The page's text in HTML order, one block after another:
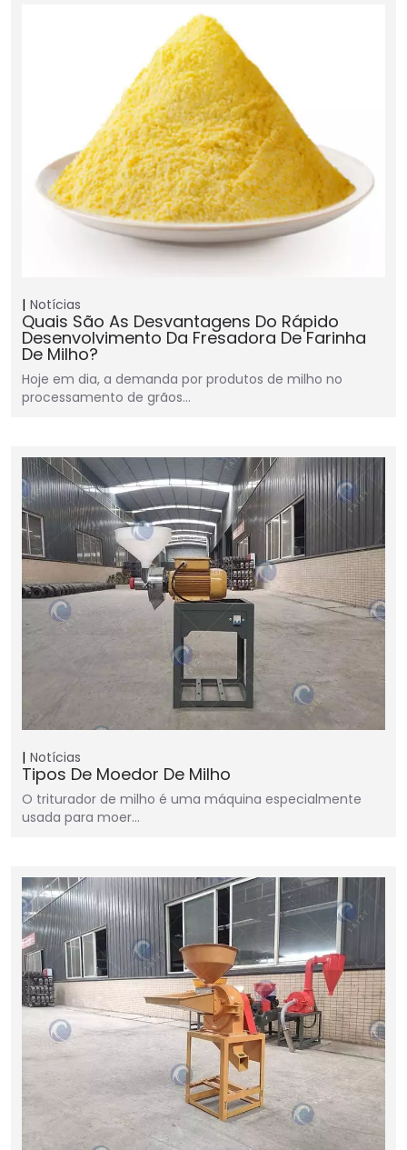
Notícias
Quais São As Desvantagens Do Rápido
Desenvolvimento Da Fresadora De Farinha
De Milho?
Hoje em dia, a demanda por produtos de milho no
processamento de grãos…
Notícias
Tipos De Moedor De Milho
O triturador de milho é uma máquina especialmente
usada para moer…